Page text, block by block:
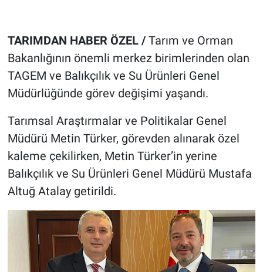
TARIMDAN HABER ÖZEL /Tarım ve Orman
Bakanlığının önemli merkez birimlerinden olan
TAGEM ve Balıkçılık ve Su Ürünleri Genel
Müdürlüğünde görev değişimi yaşandı.
Tarımsal Araştırmalar ve Politikalar Genel
Müdürü Metin Türker, görevden alınarak özel
kaleme çekilirken, Metin Türker’in yerine
Balıkçılık ve Su Ürünleri Genel Müdürü Mustafa
Altuğ Atalay getirildi.